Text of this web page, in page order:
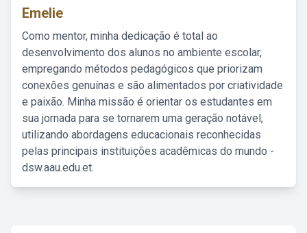
Emelie
Como mentor, minha dedicação é total ao
desenvolvimento dos alunos no ambiente escolar,
empregando métodos pedagógicos que priorizam
conexões genuínas e são alimentados por criatividade
e paixão. Minha missão é orientar os estudantes em
sua jornada para se tornarem uma geração notável,
utilizando abordagens educacionais reconhecidas
pelas principais instituições acadêmicas do mundo -
dsw.aau.edu.et.